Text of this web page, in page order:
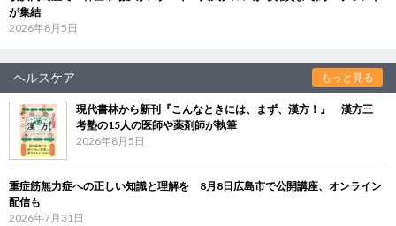
が集結
2026年8月5日
ヘルスケア もっと見る
現代書林から新刊『こんなときには、まず、漢方！』 漢方三
考塾の15人の医師や薬剤師が執筆
2026年8月5日
重症筋無力症への正しい知識と理解を 8月8日広島市で公開講座、オンライン
配信も
2026年7月31日